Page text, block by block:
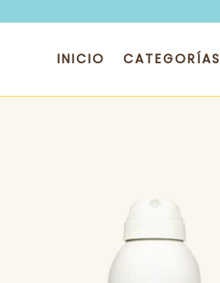
directamente
contenidoINICIO CATEGORÍAS